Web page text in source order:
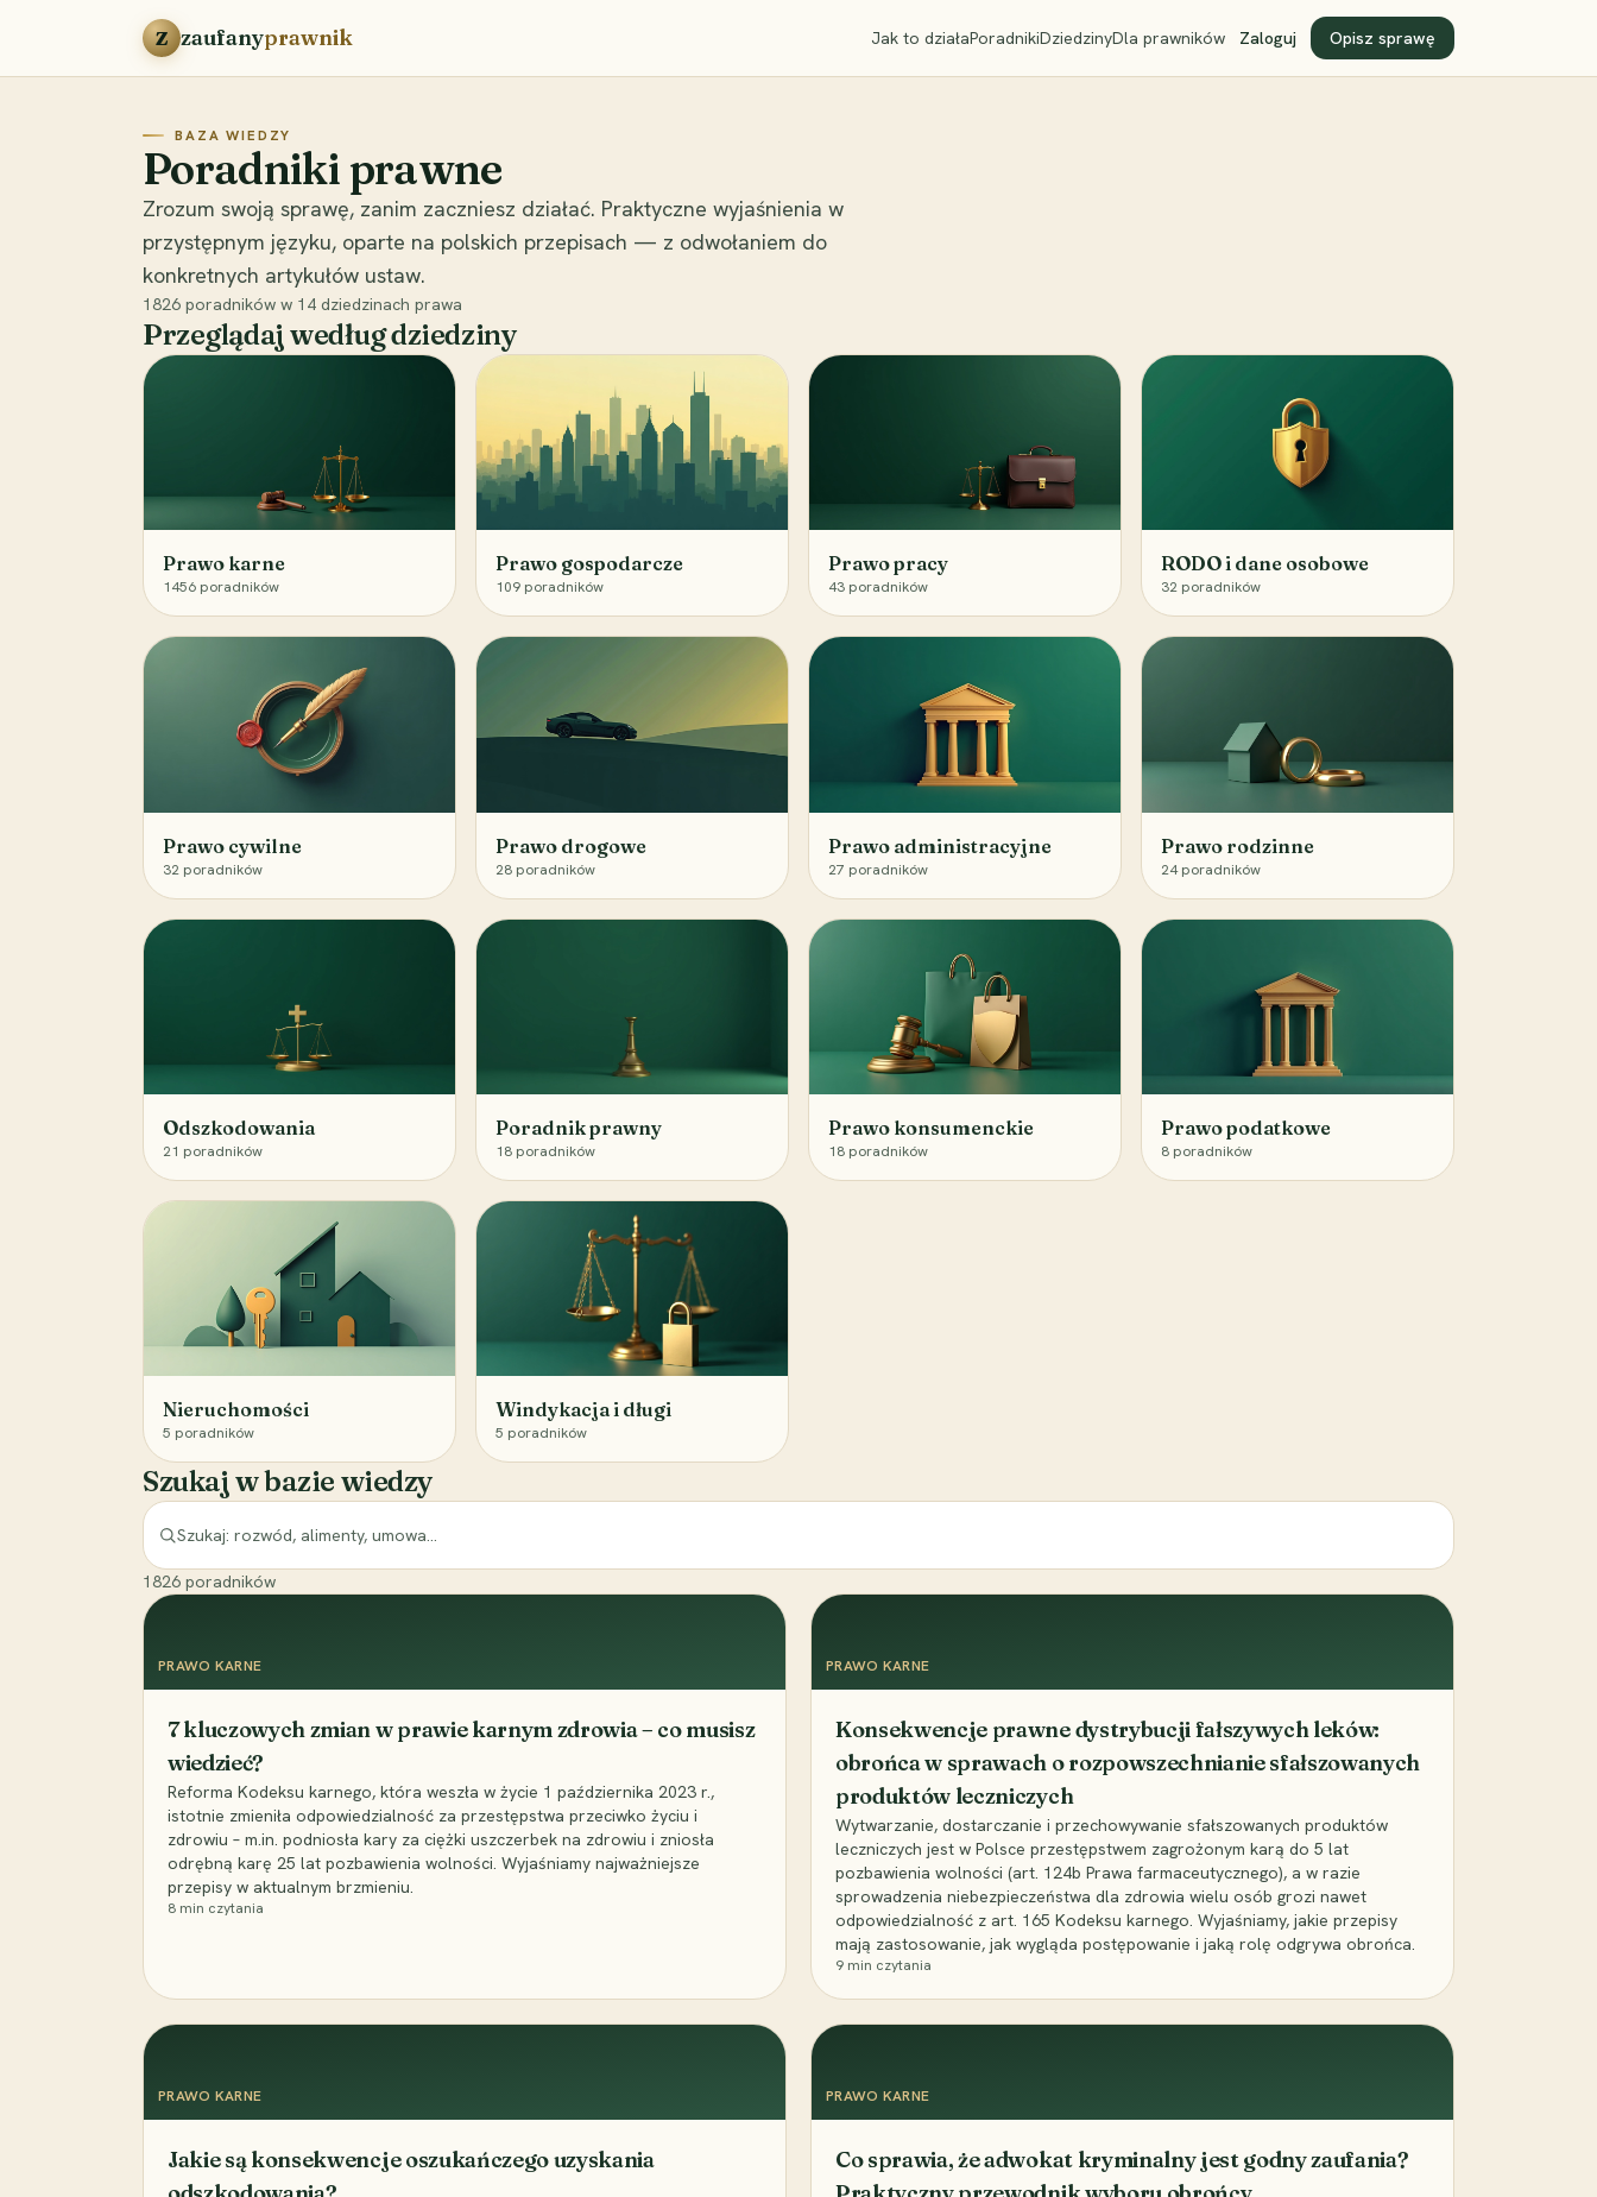
Przejdź do treści
Z zaufanyprawnik Jak to działaPoradnikiDziedzinyDla prawników Zaloguj Opisz sprawę
BAZA WIEDZY
Poradniki prawne
Zrozum swoją sprawę, zanim zaczniesz działać. Praktyczne wyjaśnienia w
przystępnym języku, oparte na polskich przepisach — z odwołaniem do
konkretnych artykułów ustaw.
1826 poradników w 14 dziedzinach prawa
Przeglądaj według dziedziny
Prawo karne
1456 poradników
Prawo gospodarcze
109 poradników
Prawo pracy
43 poradników
RODO i dane osobowe
32 poradników
Prawo cywilne
32 poradników
Prawo drogowe
28 poradników
Prawo administracyjne
27 poradników
Prawo rodzinne
24 poradników
Odszkodowania
21 poradników
Poradnik prawny
18 poradników
Prawo konsumenckie
18 poradników
Prawo podatkowe
8 poradników
Nieruchomości
5 poradników
Windykacja i długi
5 poradników
Szukaj w bazie wiedzy
1826 poradników
PRAWO KARNE
7 kluczowych zmian w prawie karnym zdrowia – co musisz
wiedzieć?
Reforma Kodeksu karnego, która weszła w życie 1 października 2023 r.,
istotnie zmieniła odpowiedzialność za przestępstwa przeciwko życiu i
zdrowiu – m.in. podniosła kary za ciężki uszczerbek na zdrowiu i zniosła
odrębną karę 25 lat pozbawienia wolności. Wyjaśniamy najważniejsze
przepisy w aktualnym brzmieniu.
8 min czytania
PRAWO KARNE
Konsekwencje prawne dystrybucji fałszywych leków:
obrońca w sprawach o rozpowszechnianie sfałszowanych
produktów leczniczych
Wytwarzanie, dostarczanie i przechowywanie sfałszowanych produktów
leczniczych jest w Polsce przestępstwem zagrożonym karą do 5 lat
pozbawienia wolności (art. 124b Prawa farmaceutycznego), a w razie
sprowadzenia niebezpieczeństwa dla zdrowia wielu osób grozi nawet
odpowiedzialność z art. 165 Kodeksu karnego. Wyjaśniamy, jakie przepisy
mają zastosowanie, jak wygląda postępowanie i jaką rolę odgrywa obrońca.
9 min czytania
PRAWO KARNE
Jakie są konsekwencje oszukańczego uzyskania
PRAWO KARNE
Co sprawia, że adwokat kryminalny jest godny zaufania?